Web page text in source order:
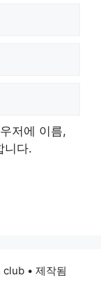
저에 이름,
니다.
club • 제작됨